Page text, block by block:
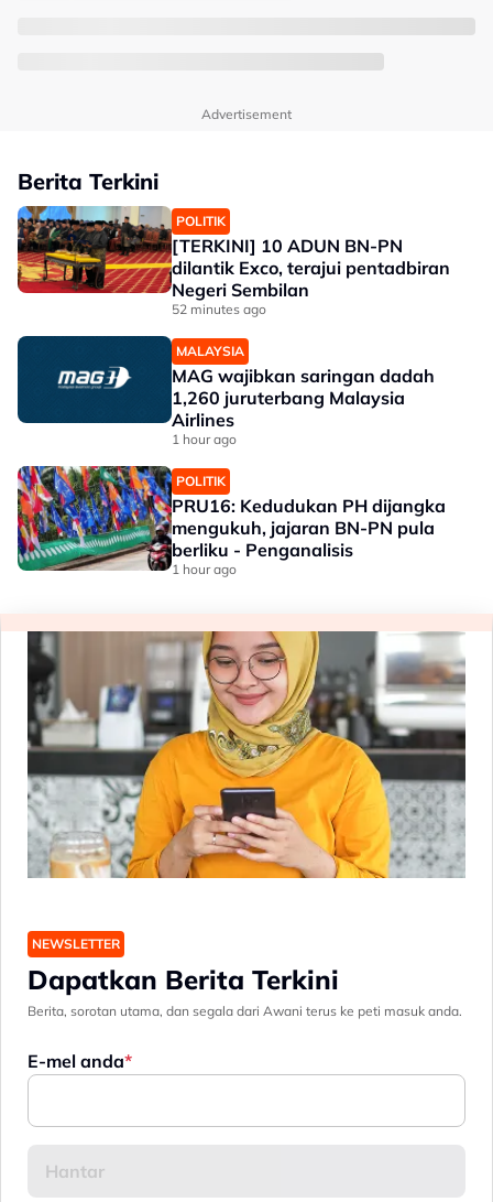
Advertisement
Berita Terkini
POLITIK
[TERKINI] 10 ADUN BN-PN
dilantik Exco, terajui pentadbiran
Negeri Sembilan
52 minutes ago
MALAYSIA
MAG wajibkan saringan dadah
1,260 juruterbang Malaysia
Airlines
1 hour ago
POLITIK
PRU16: Kedudukan PH dijangka
mengukuh, jajaran BN-PN pula
berliku - Penganalisis
1 hour ago
NEWSLETTER
Dapatkan Berita Terkini
Berita, sorotan utama, dan segala dari Awani terus ke peti masuk anda.
E-mel anda